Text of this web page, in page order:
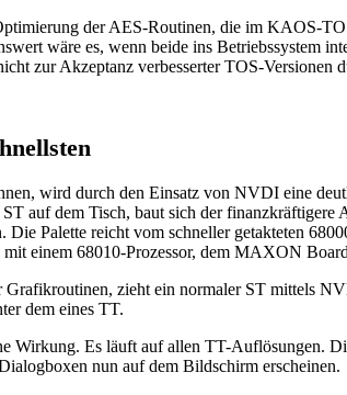
der AES-Routinen, die im KAOS-
wäre es, wenn beide ins Betriebssystem
zur Akzeptanz verbesserter TOS-Versionen
wird durch den Einsatz von NVDI eine
auf dem Tisch, baut sich der
Die Palette reicht vom schneller getakteten
einem 68010-Prozessor, dem MAXON
Grafikroutinen, zieht ein normaler ST mittels
dem eines TT.
Wirkung. Es läuft auf allen TT-Auflösungen.
nun auf dem Bildschirm erscheinen.